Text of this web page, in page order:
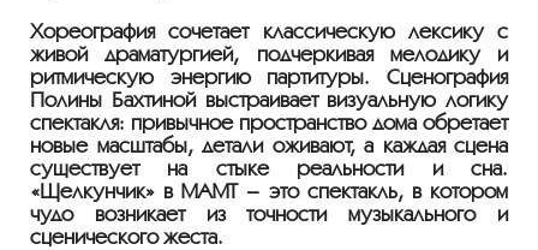
Хореография сочетает классическую лексику с
живой драматургией, подчёркивая мелодику и
ритмическую энергию партитуры. Сценография
Полины Бахтиной выстраивает визуальную логику
спектакля: привычное пространство дома обретает
новые масштабы, детали оживают, а каждая сцена
существует на стыке реальности и сна.
«Щелкунчик» в МАМТ – это спектакль, в котором
чудо возникает из точности музыкального и
сценического жеста.